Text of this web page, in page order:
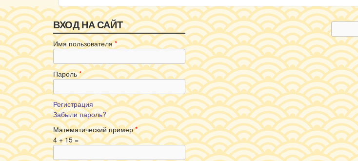
ВХОД НА САЙТ
Имя пользователя*
Пароль*
Регистрация
Забыли пароль?
Математический пример*
4 + 15 =